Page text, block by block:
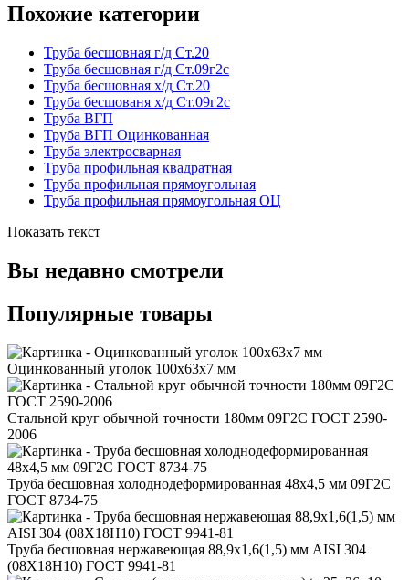
Похожие категории
Труба бесшовная г/д Ст.20
Труба бесшовная г/д Ст.09г2с
Труба бесшовная х/д Ст.20
Труба бесшованя х/д Ст.09г2с
Труба ВГП
Труба ВГП Оцинкованная
Труба электросварная
Труба профильная квадратная
Труба профильная прямоугольная
Труба профильная прямоугольная ОЦ
Показать текст
Вы недавно смотрели
Популярные товары
Оцинкованный уголок 100x63x7 мм
Стальной круг обычной точности 180мм 09Г2С ГОСТ 2590-
2006
Труба бесшовная холоднодеформированная 48x4,5 мм 09Г2С
ГОСТ 8734-75
Труба бесшовная нержавеющая 88,9x1,6(1,5) мм AISI 304
(08Х18Н10) ГОСТ 9941-81